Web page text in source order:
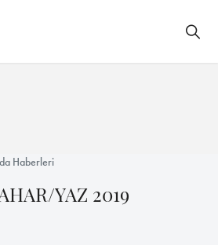
Haberleri
YAZ 2019